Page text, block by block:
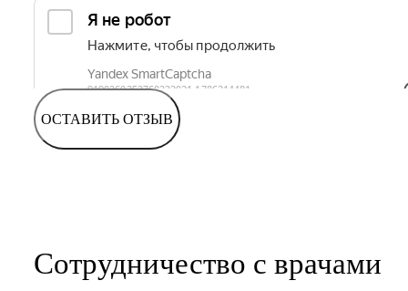
ОСТАВИТЬ ОТЗЫВ
Сотрудничество с врачами